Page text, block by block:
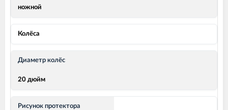
ножной
Колёса
Диаметр колёс
20 дюйм
Рисунок протектора